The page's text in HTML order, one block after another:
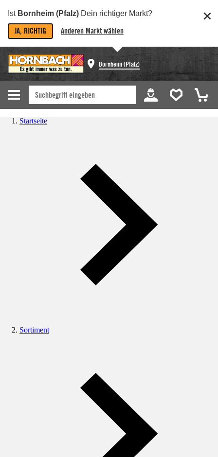
Ist Bornheim (Pfalz) Dein richtiger Markt?
JA, RICHTIG Anderen Markt wählen
Bornheim (Pfalz)
Startseite
Sortiment